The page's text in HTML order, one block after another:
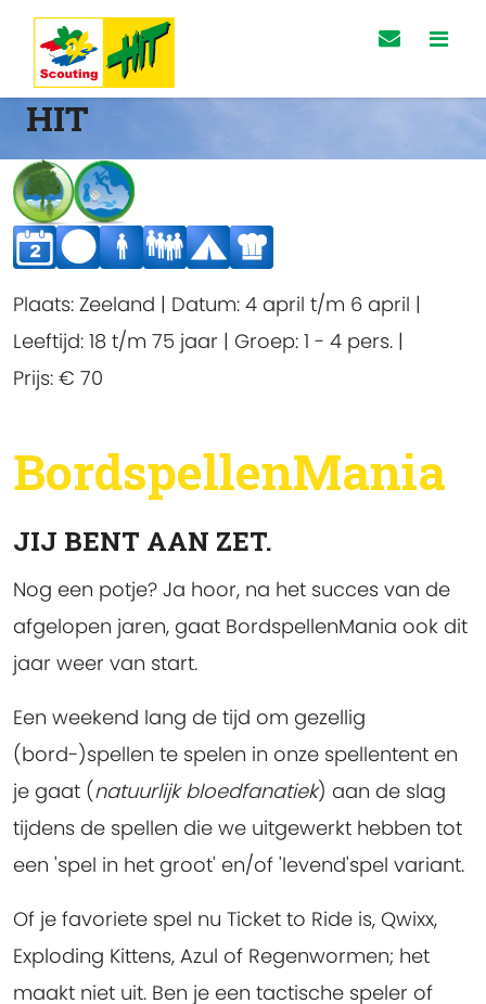
HIT
Plaats: Zeeland | Datum: 4 april t/m 6 april |
Leeftijd: 18 t/m 75 jaar | Groep: 1 - 4 pers. |
Prijs: € 70
BordspellenMania
JIJ BENT AAN ZET.
Nog een potje? Ja hoor, na het succes van de
afgelopen jaren, gaat BordspellenMania ook dit
jaar weer van start.
Een weekend lang de tijd om gezellig
(bord-)spellen te spelen in onze spellentent en
je gaat (natuurlijk bloedfanatiek) aan de slag
tijdens de spellen die we uitgewerkt hebben tot
een 'spel in het groot' en/of 'levend'spel variant.
Of je favoriete spel nu Ticket to Ride is, Qwixx,
Exploding Kittens, Azul of Regenwormen; het
maakt niet uit. Ben je een tactische speler of